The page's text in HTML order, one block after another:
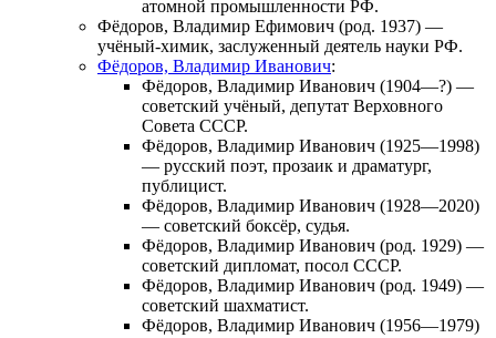
атомной промышленности РФ.
Фёдоров, Владимир Ефимович (род. 1937) —
учёный-химик, заслуженный деятель науки РФ.
Фёдоров, Владимир Иванович:
Фёдоров, Владимир Иванович (1904—?) —
советский учёный, депутат Верховного
Совета СССР.
Фёдоров, Владимир Иванович (1925—1998)
— русский поэт, прозаик и драматург,
публицист.
Фёдоров, Владимир Иванович (1928—2020)
— советский боксёр, судья.
Фёдоров, Владимир Иванович (род. 1929) —
советский дипломат, посол СССР.
Фёдоров, Владимир Иванович (род. 1949) —
советский шахматист.
Фёдоров, Владимир Иванович (1956—1979)